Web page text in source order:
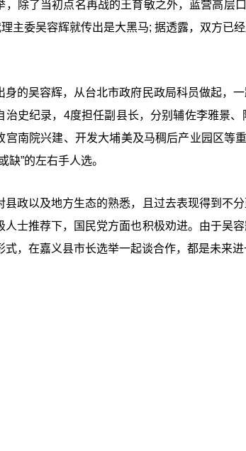
，除了当初点名再战的王育敏之外，蓝营高层
理主委吴容辉就传出是大黑马; 据透露，双方已
身的吴容辉，从台北市政府民政局科员做起，
治史纪录，4度担任副县长，分别辅佐李雅景
宫南院兴建、开发大埔美及马稠后产业园区等
缺”的左右手人选。
县政以及地方生态的熟悉，且过去表现得到不
人士推荐下，国民党方面也积极劝进。由于吴
式，在嘉义县市长选举一起谈合作，都是未来进